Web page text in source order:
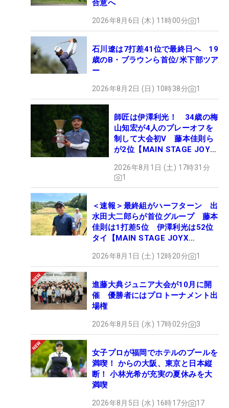
合意へ
2026年8月6日 (木) 11時00分 1
石川遼は7打差41位で最終日ヘ 19
歳のB・ブラウンら首位/米下部ツア
ー
2026年8月2日 (日) 10時38分 1
師匠は伊澤利光！ 34歳の梅
山知宏が4人のプレーオフを
制して大会初V 藤本佳則ら
が2位【MAIN STAGE JOYX
2026年8月1日 (土) 17時31分
1
＜速報＞最終組がハーフターン 出
水田大二郎らが首位グループ 藤本
佳則は1打差5位 伊澤利光は52位
タイ【MAIN STAGE JOYX
2026年8月1日 (土) 12時20分 1
進藤大典ジュニア大会が10月に開
催 優勝者にはプロトーナメント出
場権
2026年8月5日 (水) 17時02分 3
女子プロが福岡でホテルのプールを
満喫！ からの大阪、東京と日本縦
断！ 小林光希が充実の夏休みを大
満喫
2026年8月5日 (水) 16時17分 17